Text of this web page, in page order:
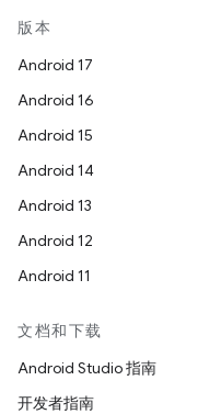
版本
Android 17
Android 16
Android 15
Android 14
Android 13
Android 12
Android 11
文档和下载
Android Studio 指南
开发者指南